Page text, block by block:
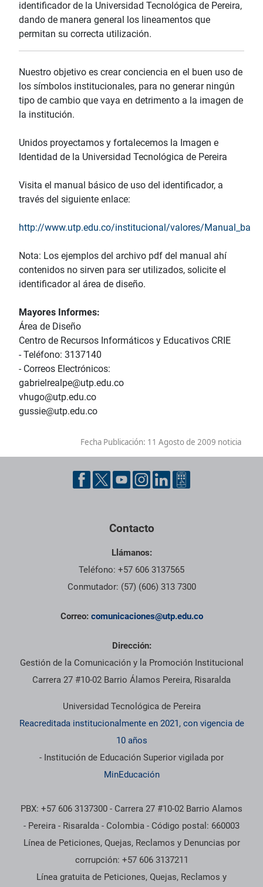
identificador de la Universidad Tecnológica de Pereira,
dando de manera general los lineamentos que
permitan su correcta utilización.
Nuestro objetivo es crear conciencia en el buen uso de
los símbolos institucionales, para no generar ningún
tipo de cambio que vaya en detrimento a la imagen de
la institución.
Unidos proyectamos y fortalecemos la Imagen e
Identidad de la Universidad Tecnológica de Pereira
Visita el manual básico de uso del identificador, a
través del siguiente enlace:
http://www.utp.edu.co/institucional/valores/
Nota: Los ejemplos del archivo pdf del manual ahí
contenidos no sirven para ser utilizados, solicite el
identificador al área de diseño.
Mayores Informes:
Área de Diseño
Centro de Recursos Informáticos y Educativos CRIE
- Teléfono: 3137140
- Correos Electrónicos:
gabrielrealpe@utp.edu.co
vhugo@utp.edu.co
gussie@utp.edu.co
Fecha Publicación: 11 Agosto de 2009 noticia
Contacto
Llámanos:
Teléfono: +57 606 3137565
Conmutador: (57) (606) 313 7300
Correo: comunicaciones@utp.edu.co
Dirección:
Gestión de la Comunicación y la Promoción Institucional
Carrera 27 #10-02 Barrio Álamos Pereira, Risaralda
Universidad Tecnológica de Pereira
Reacreditada institucionalmente en 2021, con vigencia de
10 años
- Institución de Educación Superior vigilada por
MinEducación
PBX: +57 606 3137300 - Carrera 27 #10-02 Barrio Alamos
- Pereira - Risaralda - Colombia - Código postal: 660003
Línea de Peticiones, Quejas, Reclamos y Denuncias por
corrupción: +57 606 3137211
Línea gratuita de Peticiones, Quejas, Reclamos y